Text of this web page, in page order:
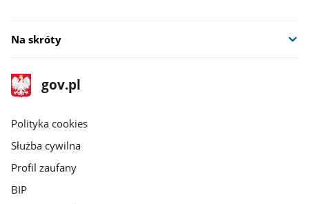
Na skróty
stopka
gov.pl
Strona
gov.pl
gov.pl
Polityka cookies
Służba cywilna
Profil zaufany
BIP